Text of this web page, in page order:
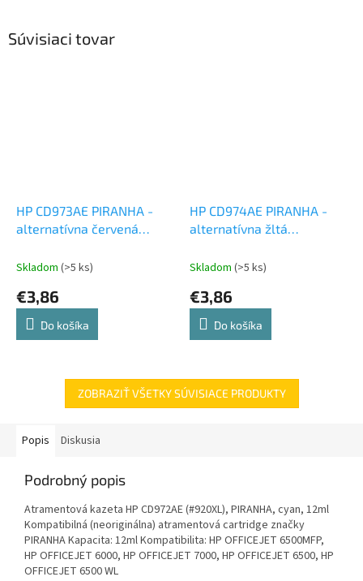
Súvisiaci tovar
HP CD973AE PIRANHA -
alternatívna červená
Skladom (>5 ks)
€3,86
Do košíka
HP CD974AE PIRANHA -
alternatívna žltá
Skladom (>5 ks)
€3,86
Do košíka
ZOBRAZIŤ VŠETKY SÚVISIACE PRODUKTY
Popis Diskusia
Podrobný popis
Atramentová kazeta HP CD972AE (#920XL), PIRANHA, cyan, 12ml
Kompatibilná (neoriginálna) atramentová cartridge značky
PIRANHA Kapacita: 12ml Kompatibilita: HP OFFICEJET 6500MFP,
HP OFFICEJET 6000, HP OFFICEJET 7000, HP OFFICEJET 6500, HP
OFFICEJET 6500 WL